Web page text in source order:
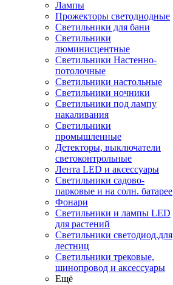
Лампы
Прожекторы светодиодные
Светильники для бани
Светильники
люминисцентные
Светильники Настенно-
потолочные
Светильники настольные
Светильники ночники
Светильники под лампу
накаливания
Светильники
промышленные
Детекторы, выключатели
светоконтрольные
Лента LED и аксессуары
Светильники садово-
парковые и на солн. батарее
Фонари
Светильники и лампы LED
для растений
Светильники светодиод.для
лестниц
Светильники трековые,
шинопровод и аксессуары
Ещё